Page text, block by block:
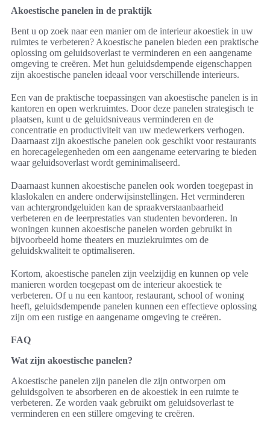
Akoestische panelen in de praktijk
Bent u op zoek naar een manier om de interieur akoestiek in uw
ruimtes te verbeteren? Akoestische panelen bieden een praktische
oplossing om geluidsoverlast te verminderen en een aangename
omgeving te creëren. Met hun geluidsdempende eigenschappen
zijn akoestische panelen ideaal voor verschillende interieurs.
Een van de praktische toepassingen van akoestische panelen is in
kantoren en open werkruimtes. Door deze panelen strategisch te
plaatsen, kunt u de geluidsniveaus verminderen en de
concentratie en productiviteit van uw medewerkers verhogen.
Daarnaast zijn akoestische panelen ook geschikt voor restaurants
en horecagelegenheden om een aangename eetervaring te bieden
waar geluidsoverlast wordt geminimaliseerd.
Daarnaast kunnen akoestische panelen ook worden toegepast in
klaslokalen en andere onderwijsinstellingen. Het verminderen
van achtergrondgeluiden kan de spraakverstaanbaarheid
verbeteren en de leerprestaties van studenten bevorderen. In
woningen kunnen akoestische panelen worden gebruikt in
bijvoorbeeld home theaters en muziekruimtes om de
geluidskwaliteit te optimaliseren.
Kortom, akoestische panelen zijn veelzijdig en kunnen op vele
manieren worden toegepast om de interieur akoestiek te
verbeteren. Of u nu een kantoor, restaurant, school of woning
heeft, geluidsdempende panelen kunnen een effectieve oplossing
zijn om een rustige en aangename omgeving te creëren.
FAQ
Wat zijn akoestische panelen?
Akoestische panelen zijn panelen die zijn ontworpen om
geluidsgolven te absorberen en de akoestiek in een ruimte te
verbeteren. Ze worden vaak gebruikt om geluidsoverlast te
verminderen en een stillere omgeving te creëren.